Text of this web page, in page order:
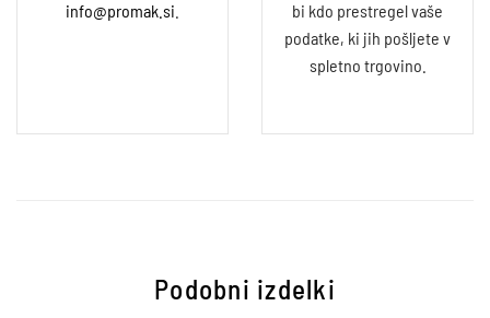
info@promak.si
bi kdo prestregel vaše
podatke, ki jih pošljete v
spletno trgovino.
Podobni izdelki